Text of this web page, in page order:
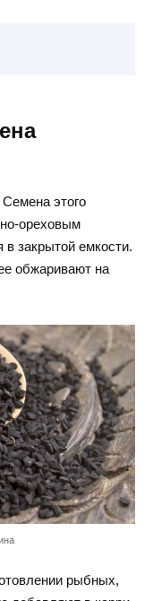
этого
ореховым
в закрытой емкости.
обжаривают на
рыбных,